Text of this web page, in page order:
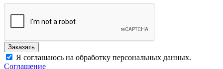
Заказать
Я соглашаюсь на обработку персональных данных.
Соглашение